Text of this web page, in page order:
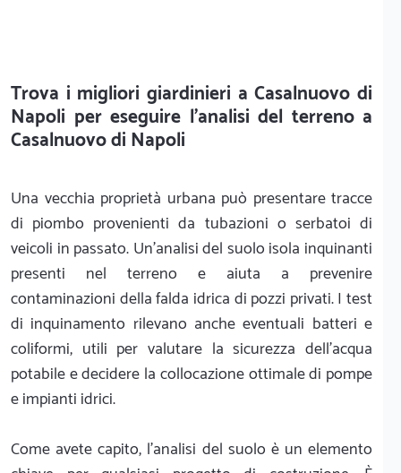
Trova i migliori giardinieri a Casalnuovo di
Napoli per eseguire l'analisi del terreno a
Casalnuovo di Napoli
Una vecchia proprietà urbana può presentare tracce
di piombo provenienti da tubazioni o serbatoi di
veicoli in passato. Un'analisi del suolo isola inquinanti
presenti nel terreno e aiuta a prevenire
contaminazioni della falda idrica di pozzi privati. I test
di inquinamento rilevano anche eventuali batteri e
coliformi, utili per valutare la sicurezza dell'acqua
potabile e decidere la collocazione ottimale di pompe
e impianti idrici.
Come avete capito, l'analisi del suolo è un elemento